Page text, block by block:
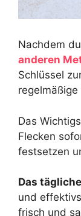
Nachdem
anderen
Schlüssel
Das
Flecken
festsetzen
Das
und
frisch und